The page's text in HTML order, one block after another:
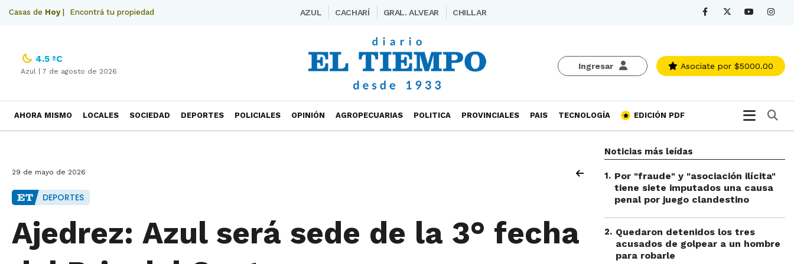
Casas de Hoy| Encontrá tu propiedad AZUL CACHARÍ GRAL. ALVEAR CHILLAR
Ingresar Asociate por $5000.00
4.5 ºC
Azul | 7 de agosto de 2026
AHORA MISMO LOCALES SOCIEDAD DEPORTES POLICIALES OPINIÓN AGROPECUARIAS POLITICA PROVINCIALES PAIS TECNOLOGÍA EDICIÓN PDF
29 de mayo de 2026
DEPORTES
Ajedrez: Azul será sede de la 3° fecha
Noticias más leídas
1. Por "fraude" y "asociación ilícita"
tiene siete imputados una causa
penal por juego clandestino
2. Quedaron detenidos los tres
acusados de golpear a un hombre
para robarle